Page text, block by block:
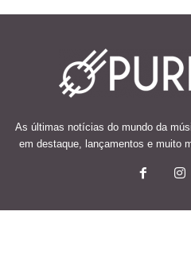
As últimas notícias do mundo da
em destaque, lançamentos e muito